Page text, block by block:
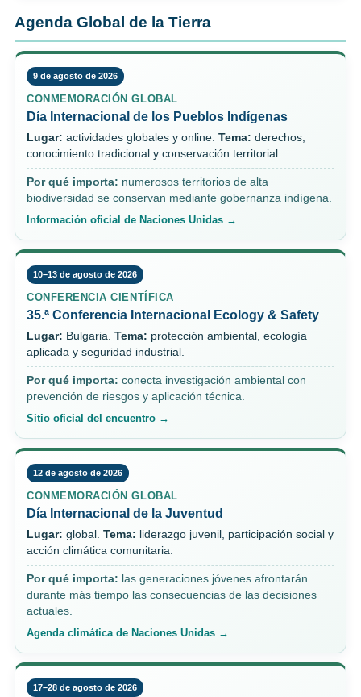
Agenda Global de la Tierra
9 de agosto de 2026
CONMEMORACIÓN GLOBAL
Día Internacional de los Pueblos Indígenas
Lugar: actividades globales y online. Tema: derechos,
conocimiento tradicional y conservación territorial.
Por qué importa: numerosos territorios de alta
biodiversidad se conservan mediante gobernanza indígena.
Información oficial de Naciones Unidas →
10–13 de agosto de 2026
CONFERENCIA CIENTÍFICA
35.ª Conferencia Internacional Ecology & Safety
Lugar: Bulgaria. Tema: protección ambiental, ecología
aplicada y seguridad industrial.
Por qué importa: conecta investigación ambiental con
prevención de riesgos y aplicación técnica.
Sitio oficial del encuentro →
12 de agosto de 2026
CONMEMORACIÓN GLOBAL
Día Internacional de la Juventud
Lugar: global. Tema: liderazgo juvenil, participación social y
acción climática comunitaria.
Por qué importa: las generaciones jóvenes afrontarán
durante más tiempo las consecuencias de las decisiones
actuales.
Agenda climática de Naciones Unidas →
17–28 de agosto de 2026